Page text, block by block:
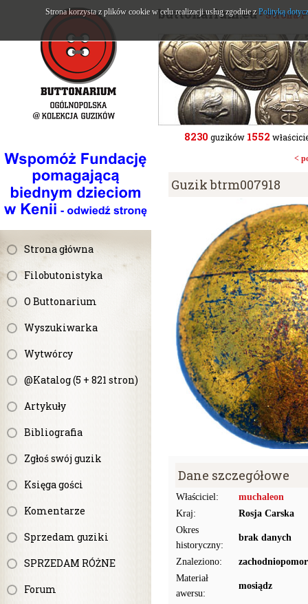
Strona główna
Filobutonistyka
O Buttonarium
Wyszukiwarka
Wytwórcy
@Katalog (5 + 821 stron)
Artykuły
Bibliografia
Zgłoś swój guzik
Księga gości
Komentarze
Sprzedam guziki
SPRZEDAM RÓŻNE
Forum
buttonarium.eu- Strona
8230 guzików 1552
<
Guzik btrm007918
Dane szczegółowe
Właściciel:
muchaleon
Kraj:
Rosja Carska
Okres
historyczny:
brak danych
Znaleziono:
Materiał
awersu:
mosiądz
Strona korzysta z plików cookie w celu realizacji usług zgodnie z Polityką